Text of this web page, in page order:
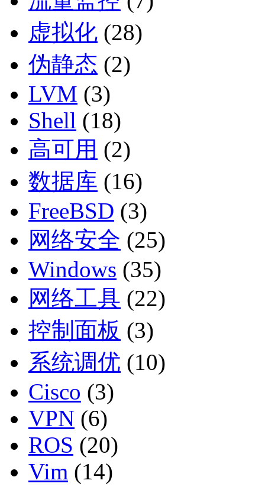
虚拟化 (28)
伪静态 (2)
LVM (3)
Shell (18)
高可用 (2)
数据库 (16)
FreeBSD (3)
网络安全 (25)
Windows (35)
网络工具 (22)
控制面板 (3)
系统调优 (10)
Cisco (3)
VPN (6)
ROS (20)
Vim (14)